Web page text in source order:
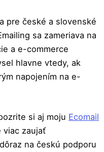
pre české a slovenské
sa zameriava na
a e-commerce
hlavne vtedy, ak
napojením na e-
si aj moju Ecomail
viac zaujať
na českú podporu